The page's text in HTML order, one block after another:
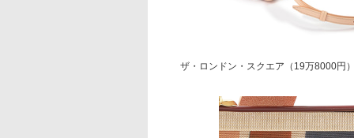
ザ・ロンドン・スクエア（19万8000円